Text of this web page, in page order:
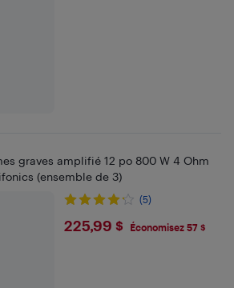
graves amplifié 12 po 800 W 4 Ohm
(ensemble de 3)
(5)
$225.99
225,99 $ Économisez 57 $